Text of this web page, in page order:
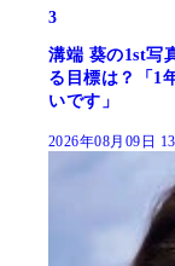
3
溝端 葵の1st写
る目標は？「1
いです」
2026年08月09日